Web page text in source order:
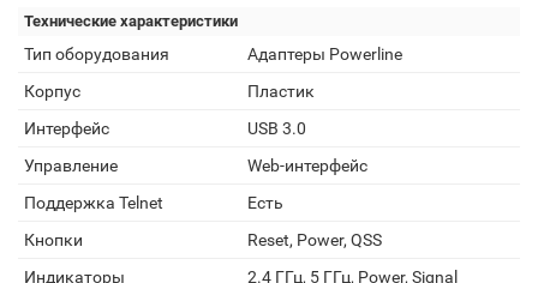
Технические характеристики
Тип оборудования
Адаптеры Powerline
Корпус
Пластик
Интерфейс
USB 3.0
Управление
Web-интерфейс
Поддержка Telnet
Есть
Кнопки
Reset, Power, QSS
Индикаторы
2.4 ГГц, 5 ГГц, Power, Signal